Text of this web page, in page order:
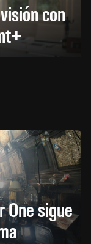
con
One sigue